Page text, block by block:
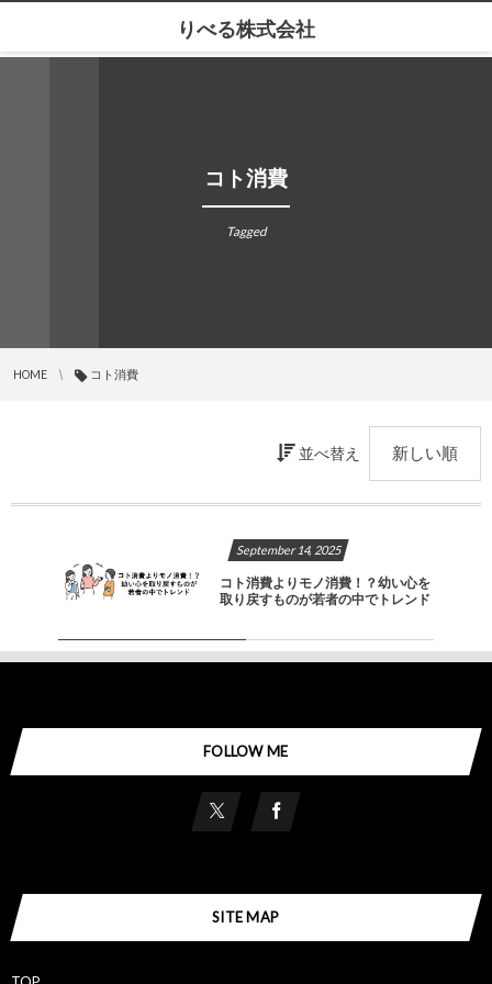
りべる株式会社
コト消費
Tagged
HOME コト消費
並べ替え
September14,2025
コト消費よりモノ消費！？幼い心を
取り戻すものが若者の中でトレンド
FOLLOW ME
SITE MAP